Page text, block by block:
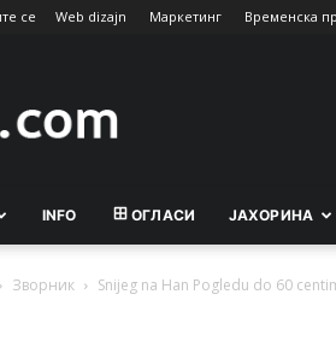
се Web dizajn Маркетинг Временска
INFO ОГЛАСИ ЈАХОРИНА
Зворник Snijeg na Han Pogledu do 60